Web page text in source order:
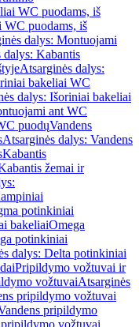
WC puodams, iš
WC puodams, iš
dalys: Montuojami
dalys: Kabantis
Atsarginės dalys:
bakeliai WC
dalys: Išoriniai bakeliai
ant WC
puodųVandens
Atsarginės dalys: Vandens
Kabantis
žemai ir
potinkiniai
bakeliaiOmega
potinkiniai
dalys: Delta potinkiniai
Pripildymo vožtuvai ir
vožtuvaiAtsarginės
pripildymo vožtuvai
pripildymo
pripildymo vožtuvai